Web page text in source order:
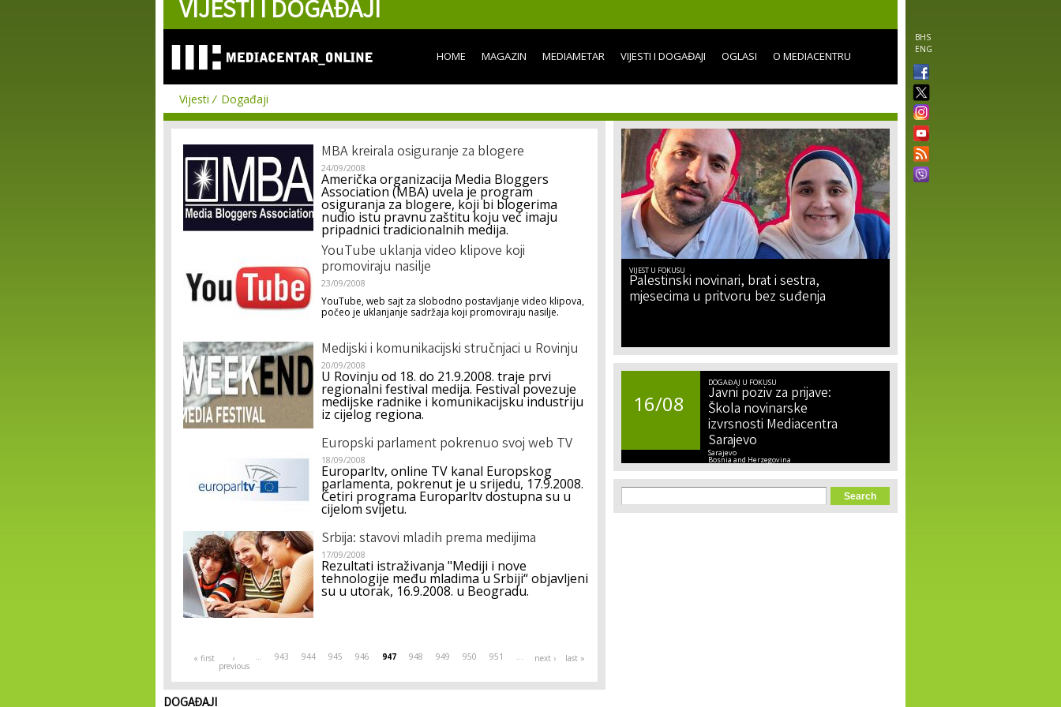
content
VIJESTI I DOGAĐAJI
BHS
ENG
HOME MAGAZIN MEDIAMETAR VIJESTI I DOGAĐAJI OGLASI O MEDIACENTRU
Vijesti Događaji
MBA kreirala osiguranje za blogere
24/09/2008
Američka organizacija Media Bloggers
Association (MBA) uvela je program
osiguranja za blogere, koji bi blogerima
nudio istu pravnu zaštitu koju već imaju
pripadnici tradicionalnih medija.
YouTube uklanja video klipove koji
promoviraju nasilje
23/09/2008
YouTube, web sajt za slobodno postavljanje video klipova,
počeo je uklanjanje sadržaja koji promoviraju nasilje.
Medijski i komunikacijski stručnjaci u Rovinju
20/09/2008
U Rovinju od 18. do 21.9.2008. traje prvi
regionalni festival medija. Festival povezuje
medijske radnike i komunikacijsku industriju
iz cijelog regiona.
Europski parlament pokrenuo svoj web TV
18/09/2008
Europarltv, online TV kanal Europskog
parlamenta, pokrenut je u srijedu, 17.9.2008.
Četiri programa Europarltv dostupna su u
cijelom svijetu.
Srbija: stavovi mladih prema medijima
17/09/2008
Rezultati istraživanja "Mediji i nove
tehnologije među mladima u Srbiji“ objavljeni
su u utorak, 16.9.2008. u Beogradu.
Pages
« first ‹
previous
… 943 944 945 946 947 948 949 950 951 … next › last »
VIJEST U FOKUSU
Palestinski novinari, brat i sestra,
mjesecima u pritvoru bez suđenja
16/08
DOGAĐAJ U FOKUSU
Javni poziv za prijave:
Škola novinarske
izvrsnosti Mediacentra
Sarajevo
Sarajevo
Bosnia and Herzegovina
Search form
Search